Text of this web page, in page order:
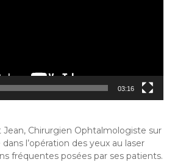
03:16
Chirurgien Ophtalmologiste sur
l’opération des yeux au laser
fréquentes posées par ses patients.